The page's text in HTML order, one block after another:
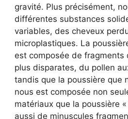
gravité. Plus précisément,
différentes substances
variables, des cheveux
microplastiques. La
est composée de fragments
plus disparates, du pollen
tandis que la poussière que
nous est composée non
matériaux que la poussière
aussi de minuscules